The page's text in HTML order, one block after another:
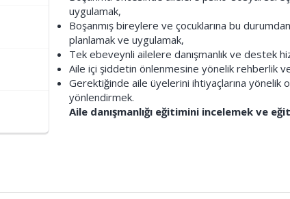
uygulamak,
Boşanmış bireylere ve çocuklarına bu
planlamak ve uygulamak,
Tek ebeveynli ailelere danışmanlık ve destek
Aile içi şiddetin önlenmesine yönelik rehberlik
Gerektiğinde aile üyelerini ihtiyaçlarına yönelik
yönlendirmek.
Aile danışmanlığı eğitimini incelemek ve